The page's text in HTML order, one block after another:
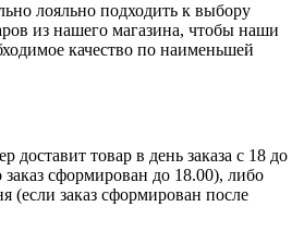
лояльно подходить к выбору
из нашего магазина, чтобы наши
качество по наименьшей
доставит товар в день заказа с 18 до
сформирован до 18.00), либо
(если заказ сформирован после